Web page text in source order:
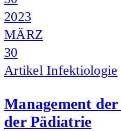
2023
MÄRZ
30
Artikel Infektiologie
Management
der Pädiatrie